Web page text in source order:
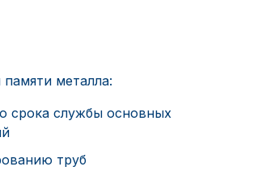
металла:
срока службы основных
труб